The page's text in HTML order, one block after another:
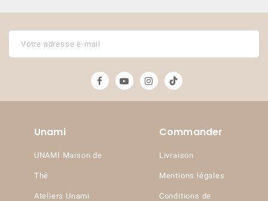
Unami
UNAMI Maison de
Thé
Ateliers Unami
Commander
Livraison
Mentions légales
Conditions de